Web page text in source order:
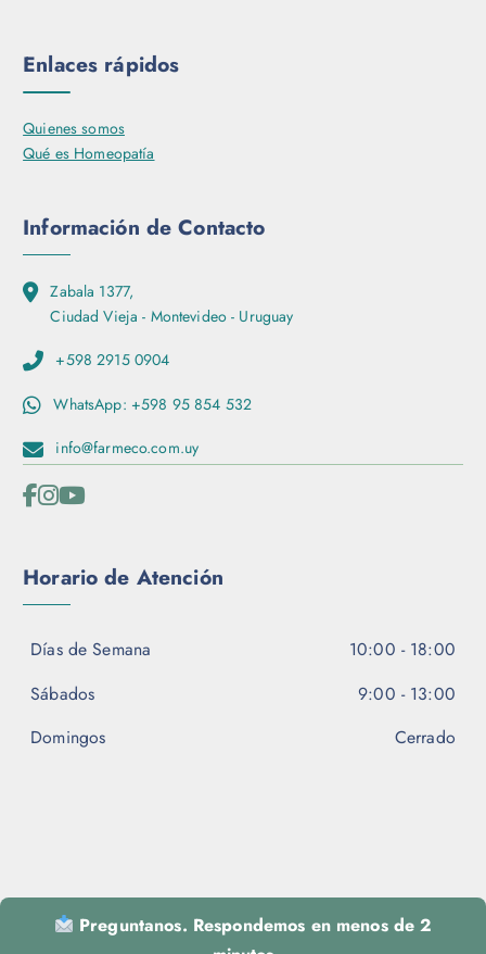
Enlaces rápidos
Quienes somos
Qué es Homeopatía
Información de Contacto
Zabala 1377,
Ciudad Vieja - Montevideo - Uruguay
+598 2915 0904
WhatsApp: +598 95 854 532
info@farmeco.com.uy
Horario de Atención
Días de Semana
10:00 - 18:00
Sábados
9:00 - 13:00
Domingos
Cerrado
Preguntanos. Respondemos en menos de 2